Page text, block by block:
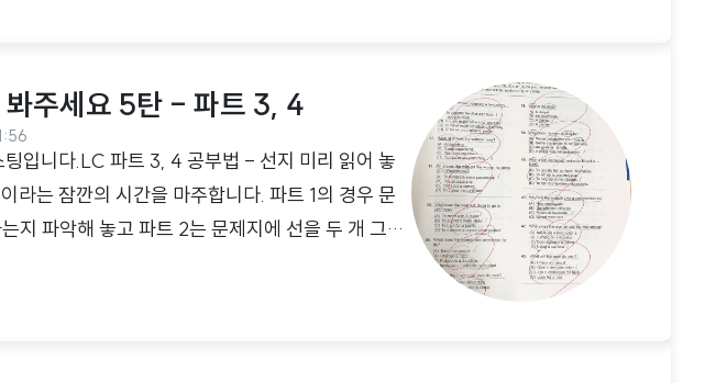
적어도 5문제는 풀 수 있습니다. 많게는 10문제도 가능합니다. 단, 파트 1이 시작
때 처음 페이지로만 돌아가면 됩니다. 집에서 토익 모의고사를 풀어볼 때 그렇
..
봐주세요 5탄 - 파트 3, 4
입니다.LC 파트 3, 4 공부법 - 선지 미리 읽어 놓
라는 잠깐의 시간을 마주합니다. 파트 1의 경우 문
지 파악해 놓고 파트 2는 문제지에 선을 두 개 그어